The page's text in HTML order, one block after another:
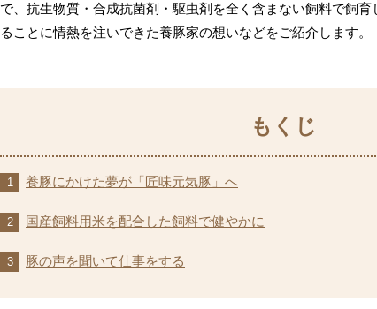
で、抗生物質・合成抗菌剤・駆虫剤を全く含まない飼料で飼
ることに情熱を注いできた養豚家の想いなどをご紹介します。
養豚にかけた夢が「匠味元気豚」へ
国産飼料用米を配合した飼料で健やかに
豚の声を聞いて仕事をする